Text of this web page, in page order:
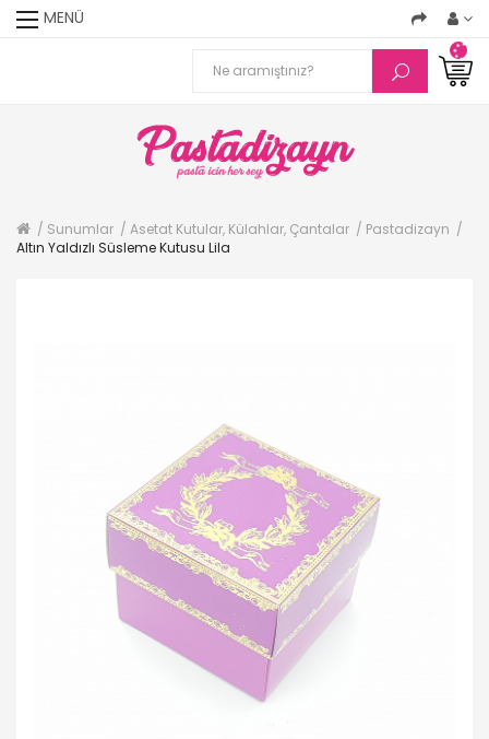
MENÜ
Sunumlar Asetat Kutular, Külahlar, Çantalar
Pastadizayn
Altın Yaldızlı Süsleme Kutusu Lila